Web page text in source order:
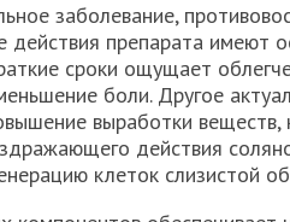
заболевание,
препарата имеют
сроки ощущает
боли. Другое
выработки
действия
клеток слизистой